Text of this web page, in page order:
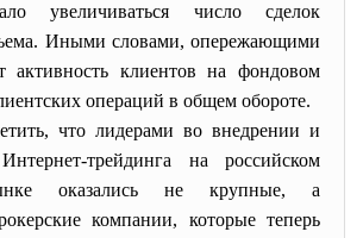
увеличиваться число сделок
Иными словами, опережающими
активность клиентов на фондовом
операций в общем обороте.
что лидерами во внедрении и
трейдинга на российском
оказались не крупные, а
компании, которые теперь